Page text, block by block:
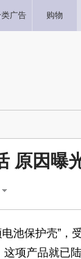
广告 购物
原因曝
保护壳”，
项产品就已